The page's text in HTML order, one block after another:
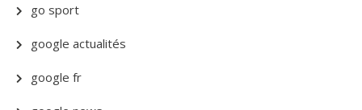
go sport
google actualités
google fr